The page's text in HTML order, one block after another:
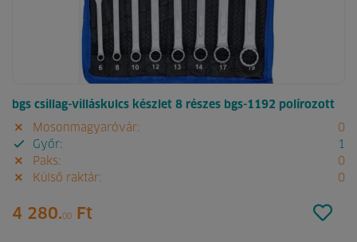
bgs csillag-villáskulcs készlet 8 részes bgs-1192 polírozott
Mosonmagyaróvár:
0
Győr:
1
Paks:
0
Külső raktár:
0
4 280.00 Ft